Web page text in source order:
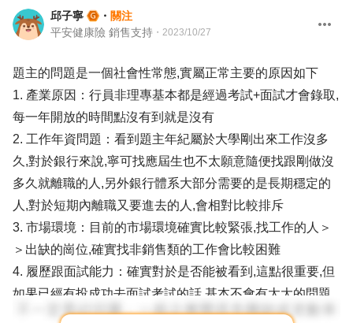
邱子寧 ・ 關注
平安健康險 銷售支持 ・ 2023/10/27
題主的問題是一個社會性常態,實屬正常主要的原因如下
1. 產業原因：行員非理專基本都是經過考試+面試才會錄取,
每一年開放的時間點沒有到就是沒有
2. 工作年資問題：看到題主年紀屬於大學剛出來工作沒多
久,對於銀行來說,寧可找應屆生也不太願意隨便找跟剛做沒
多久就離職的人,另外銀行體系大部分需要的是長期穩定的
人,對於短期內離職又要進去的人,會相對比較排斥
3. 市場環境：目前的市場環境確實比較緊張,找工作的人＞
＞出缺的崗位,確實找非銷售類的工作會比較困難
4. 履歷跟面試能力：確實對於是否能被看到,這點很重要,但
如果已經有投成功去面試考試的話,基本不會有太大的問題,
如果有問題也可以去104履歷健診,請其他回答題主問題的人